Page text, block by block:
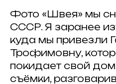
Фото «Швея» мы
СССР. Я заранее
куда мы привезли
Трофимовну,
покидает свой
съёмки,